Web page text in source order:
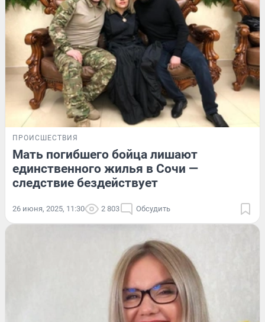
ПРОИСШЕСТВИЯ
Мать погибшего бойца лишают
единственного жилья в Сочи —
следствие бездействует
26 июня, 2025, 11:30 2 803 Обсудить